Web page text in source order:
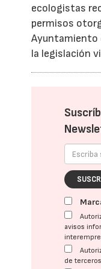
ecologistas
permisos
Ayuntamiento
la legislación
avisos
de